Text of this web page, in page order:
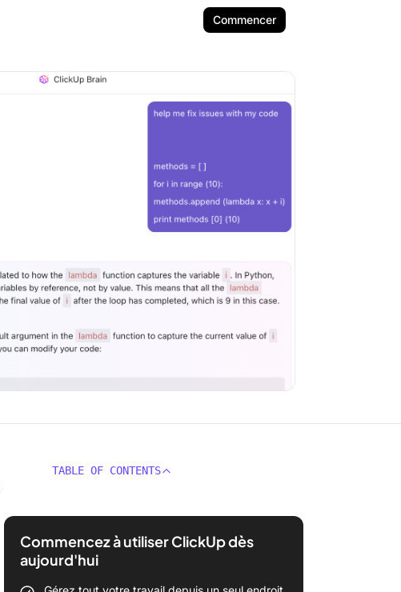
Commencer
TABLE OF CONTENTS
Commencez à utiliser ClickUp dès
aujourd'hui